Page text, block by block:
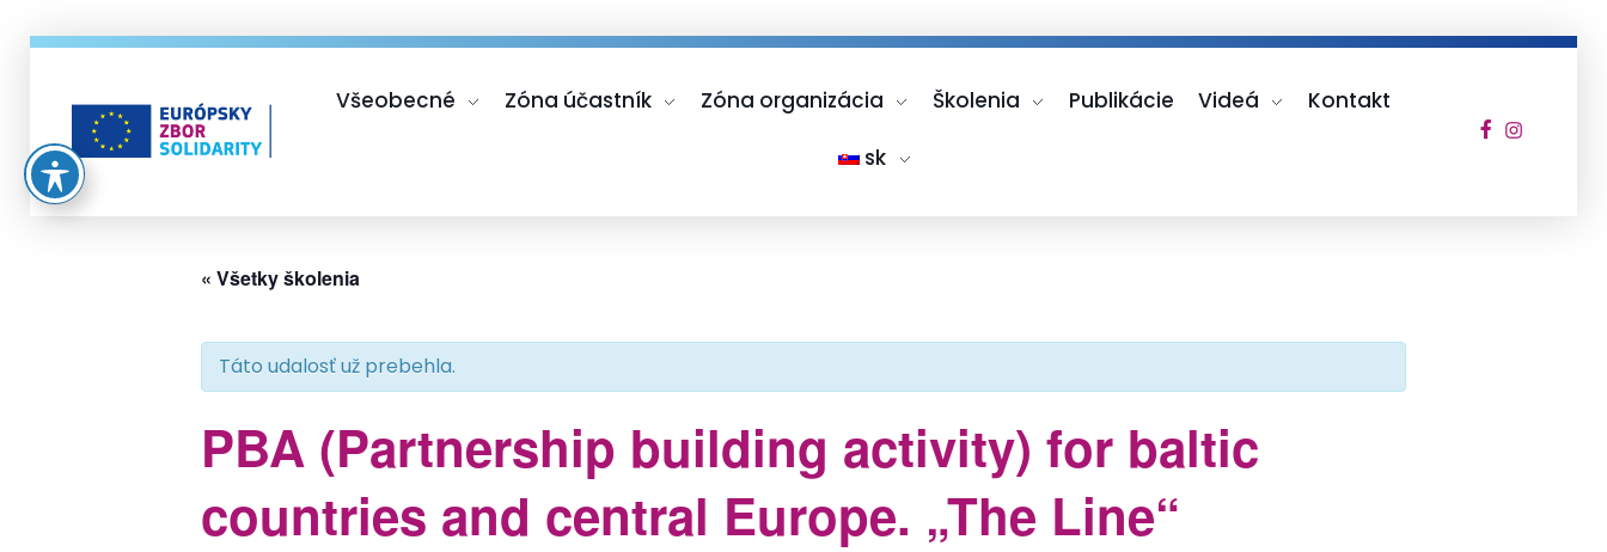
Všeobecné Zóna účastník Zóna organizácia Školenia Publikácie Videá
Kontakt
sk
« Všetky školenia
Táto udalosť už prebehla.
PBA (Partnership building activity) for baltic
countries and central Europe. „The Line“